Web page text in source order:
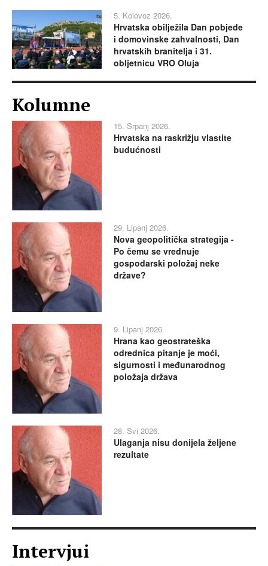
5. Kolovoz 2026.
Hrvatska obilježila Dan pobjede
i domovinske zahvalnosti, Dan
hrvatskih branitelja i 31.
obljetnicu VRO Oluja
Kolumne
15. Srpanj 2026.
Hrvatska na raskrižju vlastite
budućnosti
29. Lipanj 2026.
Nova geopolitička strategija -
Po čemu se vrednuje
gospodarski položaj neke
države?
9. Lipanj 2026.
Hrana kao geostrateška
odrednica pitanje je moći,
sigurnosti i međunarodnog
položaja država
28. Svi 2026.
Ulaganja nisu donijela željene
rezultate
Intervjui